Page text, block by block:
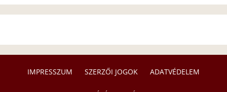
IMPRESSZUM SZERZŐI JOGOK ADATVÉDELEM